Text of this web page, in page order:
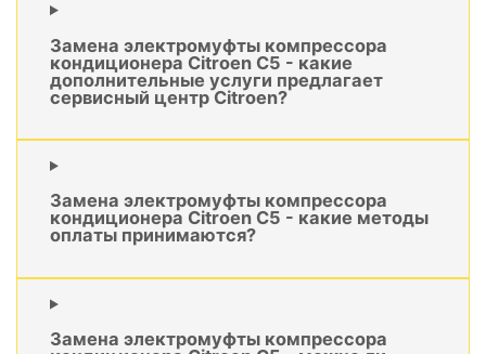
Замена электромуфты компрессора
кондиционера Citroen C5 - какие
дополнительные услуги предлагает
сервисный центр Citroen?
Замена электромуфты компрессора
кондиционера Citroen C5 - какие методы
оплаты принимаются?
Замена электромуфты компрессора